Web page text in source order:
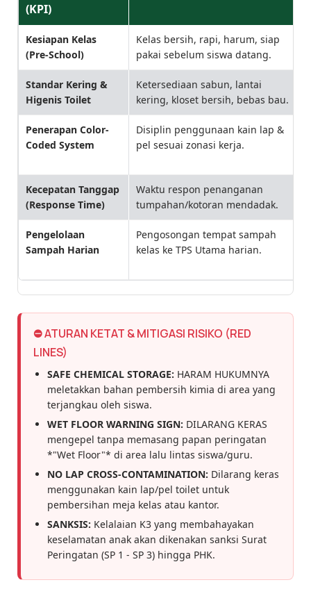
(KPI)
Kesiapan Kelas
(Pre-School)
Kelas bersih, rapi, harum, siap
pakai sebelum siswa datang.
Standar Kering &
Higenis Toilet
Ketersediaan sabun, lantai
kering, kloset bersih, bebas bau.
Penerapan Color-
Coded System
Disiplin penggunaan kain lap &
pel sesuai zonasi kerja.
Kecepatan Tanggap
(Response Time)
Waktu respon penanganan
tumpahan/kotoran mendadak.
Pengelolaan
Sampah Harian
Pengosongan tempat sampah
kelas ke TPS Utama harian.
⛔ ATURAN KETAT & MITIGASI RISIKO (RED
LINES)
SAFE CHEMICAL STORAGE: HARAM HUKUMNYA
meletakkan bahan pembersih kimia di area yang
terjangkau oleh siswa.
WET FLOOR WARNING SIGN: DILARANG KERAS
mengepel tanpa memasang papan peringatan
*"Wet Floor"* di area lalu lintas siswa/guru.
NO LAP CROSS-CONTAMINATION: Dilarang keras
menggunakan kain lap/pel toilet untuk
pembersihan meja kelas atau kantor.
SANKSIS: Kelalaian K3 yang membahayakan
keselamatan anak akan dikenakan sanksi Surat
Peringatan (SP 1 - SP 3) hingga PHK.